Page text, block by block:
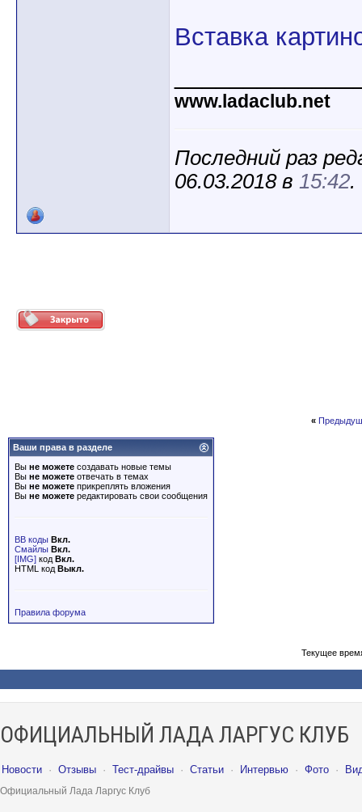
Вставка
www.ladaclub.net
Последний раз
06.03.2018 в 15:42.
«
Ваши права в разделе
Вы не можете создавать новые темы
Вы не можете отвечать в темах
Вы не можете прикреплять вложения
Вы не можете редактировать свои сообщения
BB коды Вкл.
Смайлы Вкл.
[IMG] код Вкл.
HTML код Выкл.
Правила форума
Текущее
ОФИЦИАЛЬНЫЙ ЛАДА ЛАРГУС КЛУБ
Новости · Отзывы · Тест-драйвы · Статьи · Интервью · Фото ·
Официальный Лада Ларгус Клуб